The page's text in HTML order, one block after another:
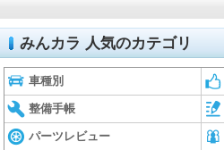
みんカラ 人気のカテゴリ
車種別
整備手帳
パーツレビュー